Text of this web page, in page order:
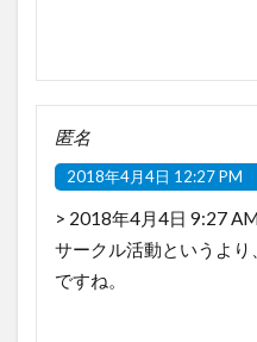
匿名
2018年4月4日 12:27 PM
> 2018年4月4日 9:27
サークル活動というよ
ですね。